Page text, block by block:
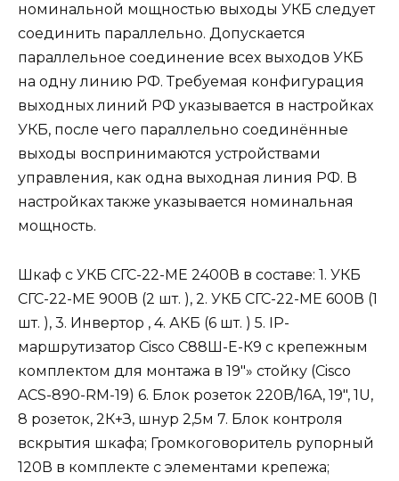
номинальной мощностью выходы УКБ следует
соединить параллельно. Допускается
параллельное соединение всех выходов УКБ
на одну линию РФ. Требуемая конфигурация
выходных линий РФ указывается в настройках
УКБ, после чего параллельно соединённые
выходы воспринимаются устройствами
управления, как одна выходная линия РФ. В
настройках также указывается номинальная
мощность.
Шкаф с УКБ СГС-22-МЕ 2400В в составе: 1. УКБ
СГС-22-МЕ 900В (2 шт. ), 2. УКБ СГС-22-МЕ 600В (1
шт. ), 3. Инвертор , 4. АКБ (6 шт. ) 5. IP-
маршрутизатор Cisco С88Ш-Е-К9 с крепежным
комплектом для монтажа в 19″» стойку (Cisco
ACS-890-RM-19) 6. Блок розеток 220В/16А, 19″, 1U,
8 розеток, 2К+З, шнур 2,5м 7. Блок контроля
вскрытия шкафа; Громкоговоритель рупорный
120В в комплекте с элементами крепежа;